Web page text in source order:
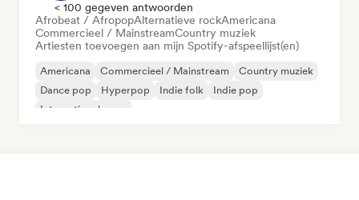
< 100 gegeven antwoorden
Afrobeat / AfropopAlternatieve rockAmericana
Commercieel / MainstreamCountry muziek
Artiesten toevoegen aan mijn Spotify-afspeellijst(en)
Americana Commercieel / Mainstream
Country muziek
Dance pop
Hyperpop Indie folk
Indie pop
Internationale pop